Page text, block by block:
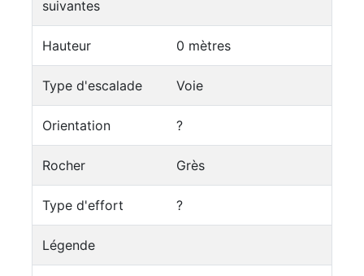
suivantes
Hauteur 0 mètres
Type d'escalade Voie
Orientation ?
Rocher Grès
Type d'effort ?
Légende